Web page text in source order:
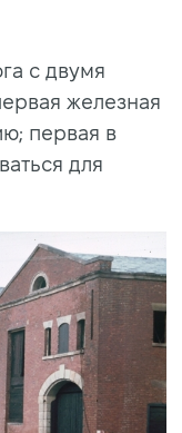
с двумя
железная
первая в
для